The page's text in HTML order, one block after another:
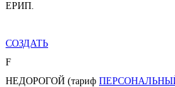
ЕРИП.
СОЗДАТЬ
F
НЕДОРОГОЙ (тариф